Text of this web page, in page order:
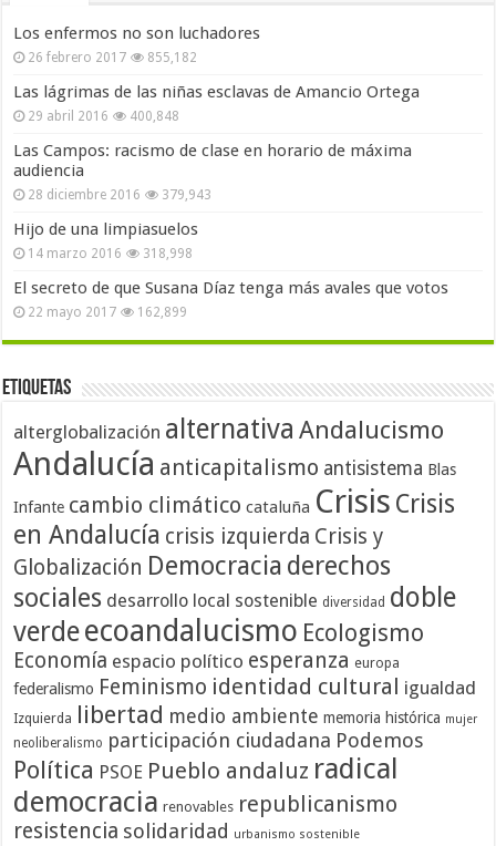
Los enfermos no son luchadores
26 febrero 2017 855,182
Las lágrimas de las niñas esclavas de Amancio Ortega
29 abril 2016 400,848
Las Campos: racismo de clase en horario de máxima
audiencia
28 diciembre 2016 379,943
Hijo de una limpiasuelos
14 marzo 2016 318,998
El secreto de que Susana Díaz tenga más avales que votos
22 mayo 2017 162,899
Etiquetas
alterglobalización alternativa Andalucismo
Andalucía anticapitalismo antisistema Blas
Infante cambio climático cataluña Crisis Crisis
en Andalucía crisis izquierda Crisis y
Globalización Democracia derechos
sociales desarrollo local sostenible diversidad doble
verdeecoandalucismo Ecologismo
Economía espacio político esperanza europa
federalismo Feminismo identidad cultural igualdad
Izquierda libertad medio ambiente memoria histórica mujer
neoliberalismo participación ciudadana Podemos
Política PSOE Pueblo andaluz radical
democracia renovables republicanismo
resistencia solidaridad urbanismo sostenible